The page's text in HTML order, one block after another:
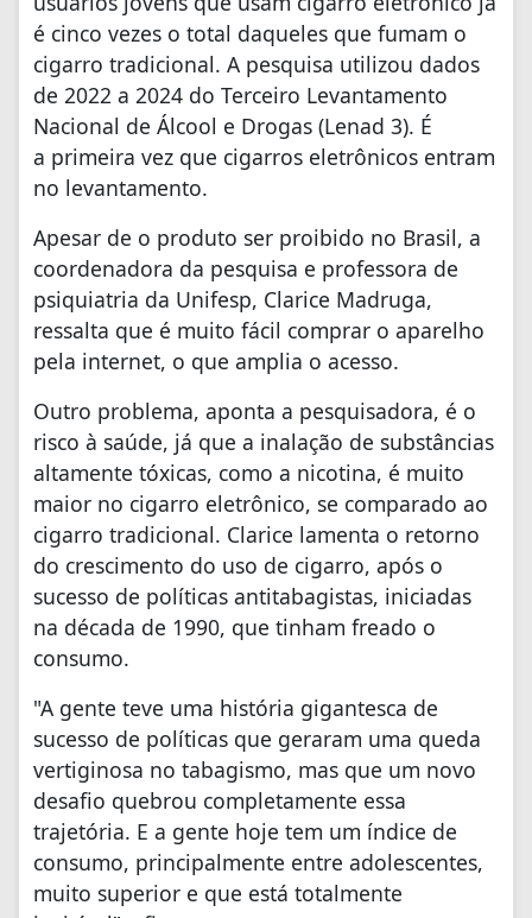
é cinco vezes o total daqueles que fumam o
cigarro tradicional. A pesquisa utilizou dados
de 2022 a 2024 do Terceiro Levantamento
Nacional de Álcool e Drogas (Lenad 3). É
a primeira vez que cigarros eletrônicos entram
no levantamento.
Apesar de o produto ser proibido no Brasil, a
coordenadora da pesquisa e professora de
psiquiatria da Unifesp, Clarice Madruga,
ressalta que é muito fácil comprar o aparelho
pela internet, o que amplia o acesso.
Outro problema, aponta a pesquisadora, é o
risco à saúde, já que a inalação de substâncias
altamente tóxicas, como a nicotina, é muito
maior no cigarro eletrônico, se comparado ao
cigarro tradicional. Clarice lamenta o retorno
do crescimento do uso de cigarro, após o
sucesso de políticas antitabagistas, iniciadas
na década de 1990, que tinham freado o
consumo.
"A gente teve uma história gigantesca de
sucesso de políticas que geraram uma queda
vertiginosa no tabagismo, mas que um novo
desafio quebrou completamente essa
trajetória. E a gente hoje tem um índice de
consumo, principalmente entre adolescentes,
muito superior e que está totalmente